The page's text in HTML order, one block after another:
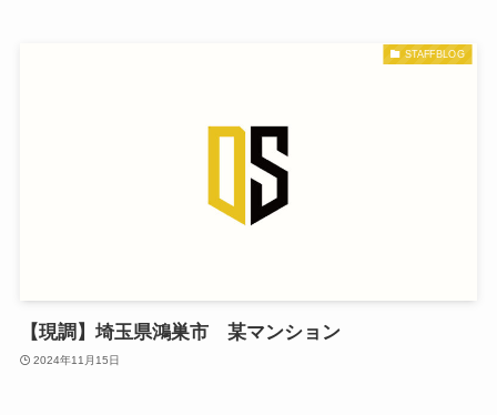
STAFFBLOG
【現調】埼玉県鴻巣市 某マンション
2024年11月15日